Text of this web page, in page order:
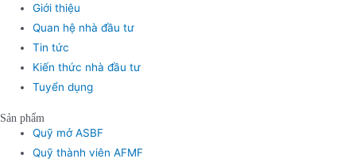
Giới thiệu
Quan hệ nhà đầu tư
Tin tức
Kiến thức nhà đầu tư
Tuyển dụng
Sản phẩm
Quỹ mở ASBF
Quỹ thành viên AFMF